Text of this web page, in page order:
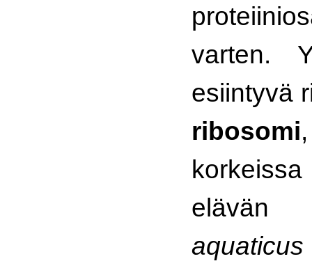
varten.
esiintyvä
ribosomi
aquaticus